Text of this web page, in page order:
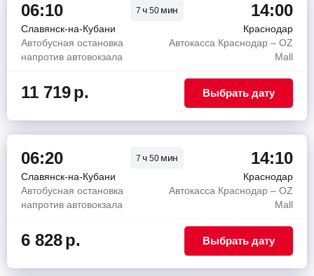
06:10 7ч 50 мин 14:00
Славянск-на-Кубани
Краснодар
Автобусная остановка
напротив автовокзала
Автокасса Краснодар – OZ
Mall
11 719р. Выбрать дату
06:20 7ч 50 мин 14:10
Славянск-на-Кубани
Краснодар
Автобусная остановка
напротив автовокзала
Автокасса Краснодар – OZ
Mall
6 828р. Выбрать дату